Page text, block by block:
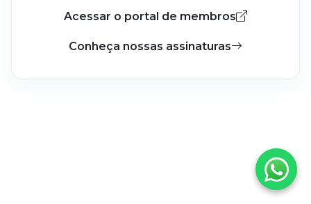
Acessar o portal de membros
Conheça nossas assinaturas